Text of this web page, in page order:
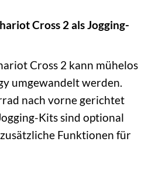
Cross 2 als Jogging-
Cross 2 kann mühelos
umgewandelt werden.
nach vorne gerichtet
Kits sind optional
Funktionen für